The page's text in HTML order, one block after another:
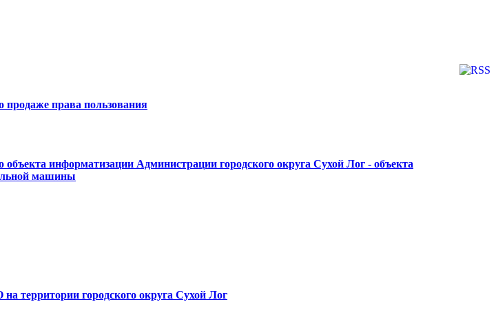
продаже права пользования
информатизации Администрации городского округа Сухой Лог - объекта
машины
территории городского округа Сухой Лог